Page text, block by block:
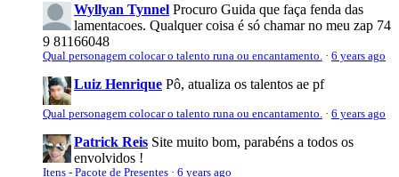
Wyllyan Tynnel Procuro Guida que faça fenda das
lamentacoes. Qualquer coisa é só chamar no meu zap 74
9 81166048
Qual personagem colocar o talento runa ou encantamento. · 6 years ago
Luiz Henrique Pô, atualiza os talentos ae pf
Qual personagem colocar o talento runa ou encantamento. · 6 years ago
Patrick Reis Site muito bom, parabéns a todos os
envolvidos !
Itens - Pacote de Presentes · 6 years ago